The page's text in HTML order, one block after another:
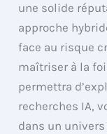
une solide
approche
face au risque
maîtriser à la
permettra
recherches IA,
dans un